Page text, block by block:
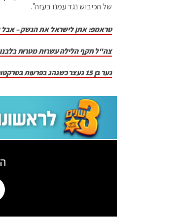
של הכיבוש נגד עמנו בעזה".
טראמפ: אתן לישראל את הנשק –
צה"ל תקף הלילה עשרות מטרות
נער בן 15 נעצר כשנהג בפרעות בטרקטורון